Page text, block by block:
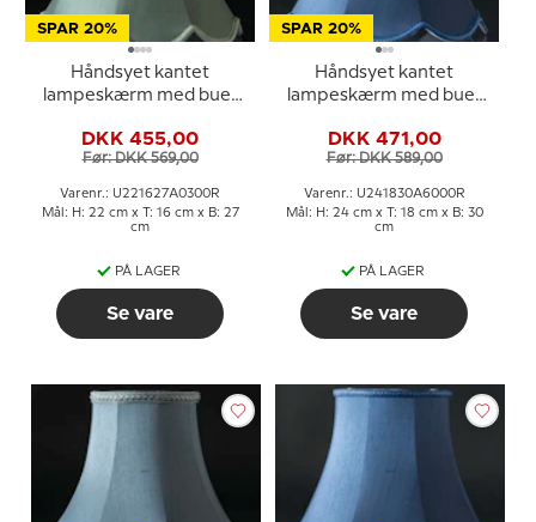
SPAR 20%
Håndsyet kantet
lampeskærm med buer
silke stof
DKK 455,00
Før: DKK 569,00
Varenr.: U221627A0300R
Mål: H: 22 cm x T: 16 cm x B: 27
cm
PÅ LAGER
Se vare
SPAR 20%
Håndsyet kantet
lampeskærm med buer
silke stof
DKK 471,00
Før: DKK 589,00
Varenr.: U241830A6000R
Mål: H: 24 cm x T: 18 cm x B: 30
cm
PÅ LAGER
Se vare